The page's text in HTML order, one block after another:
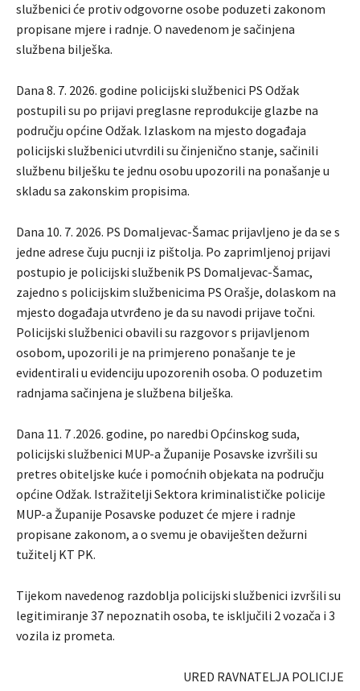
službenici će protiv odgovorne osobe poduzeti zakonom
propisane mjere i radnje. O navedenom je sačinjena
službena bilješka.
Dana 8. 7. 2026. godine policijski službenici PS Odžak
postupili su po prijavi preglasne reprodukcije glazbe na
području općine Odžak. Izlaskom na mjesto događaja
policijski službenici utvrdili su činjenično stanje, sačinili
službenu bilješku te jednu osobu upozorili na ponašanje u
skladu sa zakonskim propisima.
Dana 10. 7. 2026. PS Domaljevac-Šamac prijavljeno je da se s
jedne adrese čuju pucnji iz pištolja. Po zaprimljenoj prijavi
postupio je policijski službenik PS Domaljevac-Šamac,
zajedno s policijskim službenicima PS Orašje, dolaskom na
mjesto događaja utvrđeno je da su navodi prijave točni.
Policijski službenici obavili su razgovor s prijavljenom
osobom, upozorili je na primjereno ponašanje te je
evidentirali u evidenciju upozorenih osoba. O poduzetim
radnjama sačinjena je službena bilješka.
Dana 11. 7 .2026. godine, po naredbi Općinskog suda,
policijski službenici MUP-a Županije Posavske izvršili su
pretres obiteljske kuće i pomoćnih objekata na području
općine Odžak. Istražitelji Sektora kriminalističke policije
MUP-a Županije Posavske poduzet će mjere i radnje
propisane zakonom, a o svemu je obaviješten dežurni
tužitelj KT PK.
Tijekom navedenog razdoblja policijski službenici izvršili su
legitimiranje 37 nepoznatih osoba, te isključili 2 vozača i 3
vozila iz prometa.
URED RAVNATELJA POLICIJE